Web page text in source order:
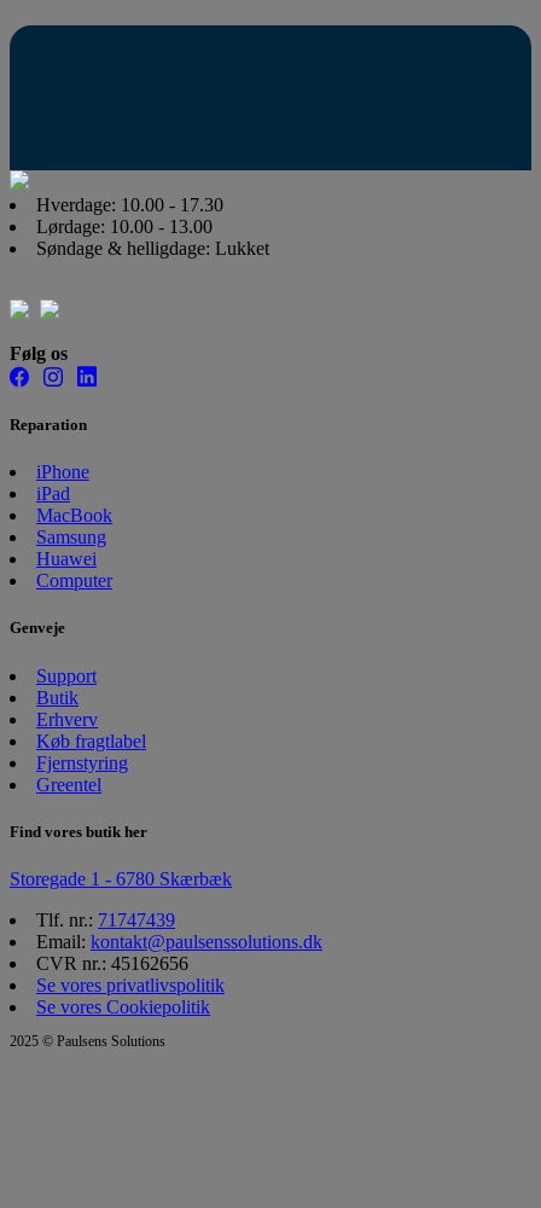
Hverdage: 10.00 - 17.30
Lørdage: 10.00 - 13.00
Søndage & helligdage: Lukket
Følg os
Reparation
iPhone
iPad
MacBook
Samsung
Huawei
Computer
Genveje
Support
Butik
Erhverv
Køb fragtlabel
Fjernstyring
Greentel
Find vores butik her
Storegade 1 - 6780 Skærbæk
Tlf. nr.: 71747439
Email: kontakt@paulsenssolutions.dk
CVR nr.: 45162656
Se vores privatlivspolitik
Se vores Cookiepolitik
2025 © Paulsens Solutions